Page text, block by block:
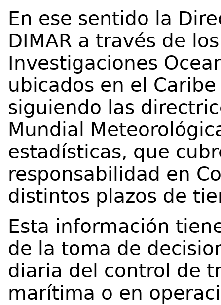
En ese sentido la
DIMAR a través de
Investigaciones
ubicados en el
siguiendo las
Mundial
estadísticas, que
responsabilidad en
distintos plazos de
Esta información
de la toma de
diaria del control de
marítima o en